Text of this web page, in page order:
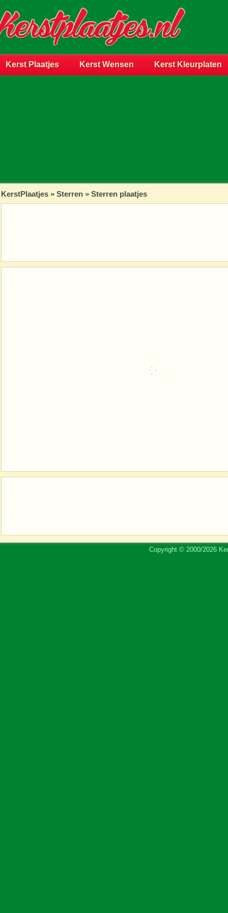
Kerst Plaatjes Kerst Wensen Kerst Kleurplaten
KerstPlaatjes » Sterren » Sterren plaatjes
Copyright © 2000/2026